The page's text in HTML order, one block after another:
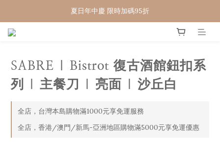
WELCOME 🇨🇵  法國畢耶餐廚
WELCOME 🇨🇵  法國畢耶餐廚
SABRE | Bistrot 復古酒館鈕扣系
列 | 主餐刀 | 亮面 | 沙丘白
全店，台灣本島購物滿1000元享免運服務
全店，香港/澳門/新馬-亞洲地區購物滿5000元享免運優惠